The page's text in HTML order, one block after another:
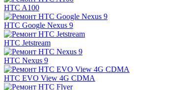
HTC A100
HTC Google Nexus 9
HTC Jetstream
HTC Nexus 9
HTC EVO View 4G CDMA